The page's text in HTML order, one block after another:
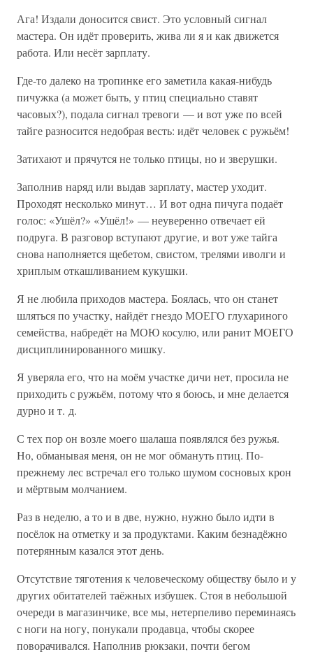
Ага! Издали доносится свист. Это условный сигнал
мастера. Он идёт проверить, жива ли я и как движется
работа. Или несёт зарплату.
Где-то далеко на тропинке его заметила какая-нибудь
пичужка (а может быть, у птиц специально ставят
часовых?), подала сигнал тревоги — и вот уже по всей
тайге разносится недобрая весть: идёт человек с ружьём!
Затихают и прячутся не только птицы, но и зверушки.
Заполнив наряд или выдав зарплату, мастер уходит.
Проходят несколько минут… И вот одна пичуга подаёт
голос: «Ушёл?» «Ушёл!» — неуверенно отвечает ей
подруга. В разговор вступают другие, и вот уже тайга
снова наполняется щебетом, свистом, трелями иволги и
хриплым откашливанием кукушки.
Я не любила приходов мастера. Боялась, что он станет
шляться по участку, найдёт гнездо МОЕГО глухариного
семейства, набредёт на МОЮ косулю, или ранит МОЕГО
дисциплинированного мишку.
Я уверяла его, что на моём участке дичи нет, просила не
приходить с ружьём, потому что я боюсь, и мне делается
дурно и т. д.
С тех пор он возле моего шалаша появлялся без ружья.
Но, обманывая меня, он не мог обмануть птиц. По-
прежнему лес встречал его только шумом сосновых крон
и мёртвым молчанием.
Раз в неделю, а то и в две, нужно, нужно было идти в
посёлок на отметку и за продуктами. Каким безнадёжно
потерянным казался этот день.
Отсутствие тяготения к человеческому обществу было и у
других обитателей таёжных избушек. Стоя в небольшой
очереди в магазинчике, все мы, нетерпеливо переминаясь
с ноги на ногу, понукали продавца, чтобы скорее
поворачивался. Наполнив рюкзаки, почти бегом